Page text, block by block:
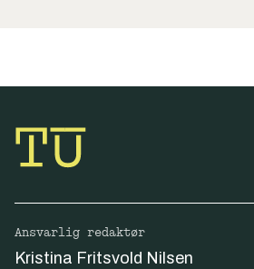
Ansvarlig redaktør
Kristina Fritsvold Nilsen